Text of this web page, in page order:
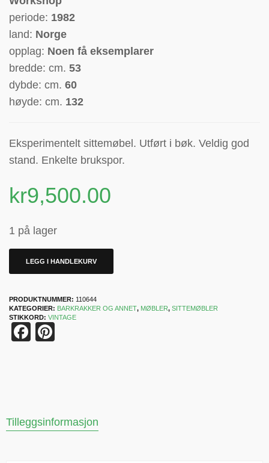
periode: 1982
land: Norge
opplag: Noen få eksemplarer
bredde: cm. 53
dybde: cm. 60
høyde: cm. 132
Eksperimentelt sittemøbel. Utført i bøk. Veldig god
stand. Enkelte brukspor.
kr9,500.00
1 på lager
LEGG I HANDLEKURV
PRODUKTNUMMER: 110644
KATEGORIER: BARKRAKKER OG ANNET, MØBLER, SITTEMØBLER
STIKKORD: VINTAGE
Facebook
Tilleggsinformasjon